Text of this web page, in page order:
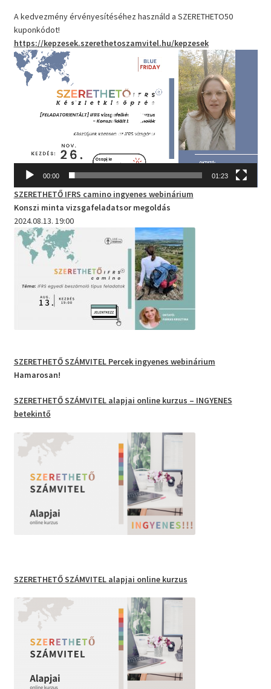
A kedvezmény érvényesítéséhez használd a SZERETHETO50
kuponkódot!
https://kepzesek.szerethetoszamvitel.hu/kepzesek
Videólejátszó
00:00 01:23
SZERETHETŐ IFRS camino ingyenes webinárium
Konszi minta vizsgafeladatsor megoldás
2024.08.13. 19:00
SZERETHETŐ SZÁMVITEL Percek ingyenes webinárium
Hamarosan!
SZERETHETŐ SZÁMVITEL alapjai online kurzus – INGYENES
betekintő
SZERETHETŐ SZÁMVITEL alapjai online kurzus